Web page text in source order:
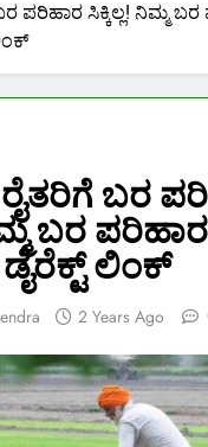
ಪರಿಹಾರ ಸಿಕ್ಕಿಲ್ಲ! ನಿಮ್ಮ
ಬರ
ಬರ
ಲಿಂಕ್
2 Years Ago